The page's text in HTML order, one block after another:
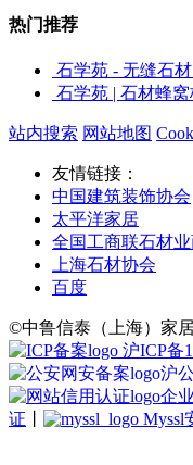
热门推荐
石学苑 - 无缝石
石学苑 | 石材蜂
站内搜索 网站地图
友情链接：
中国建筑装饰协会
太平洋家居
全国工商联石材
上海石材协会
百度
©中鲁信泰（上海）家居
沪ICP备
沪
企
证
Myssl